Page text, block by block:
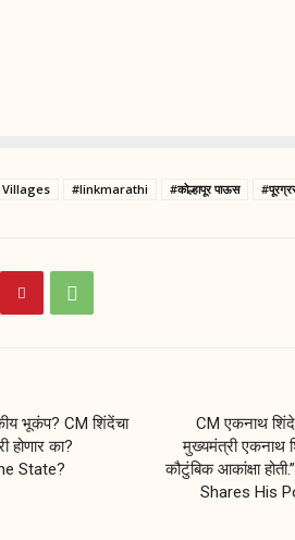
#linkmarathi #कोल्हापूर पाऊस
भूकंप? CM शिंदेंचा
होणार का?
State?
CM एकनाथ शिंदे
मुख्यमंत्री एकनाथ
कौटुंबिक आकांक्षा
Shares His